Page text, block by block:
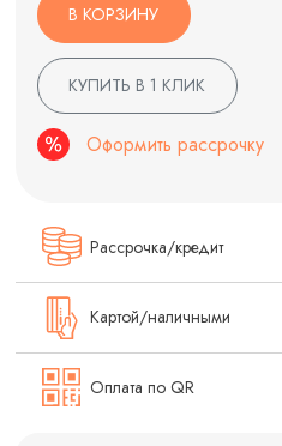
В КОРЗИНУ
КУПИТЬ В 1 КЛИК
Оформить рассрочку
Рассрочка/кредит
Картой/наличными
Оплата по QR